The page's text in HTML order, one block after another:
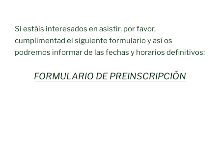
Si estáis interesados en asistir, por favor,
cumplimentad el siguiente formulario y así os
podremos informar de las fechas y horarios definitivos:
FORMULARIO DE PREINSCRIPCIÓN